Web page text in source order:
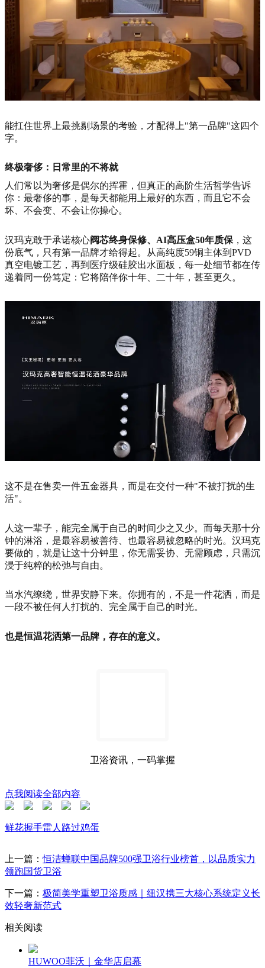
能扛住世界上最挑剔场景的考验，才配得上"第一品牌"这四个
字。
终极奢侈：日常里的不将就
人们常以为奢侈是偶尔的挥霍，但真正的高阶生活哲学告诉
你：最奢侈的事，是每天都能用上最好的东西，而且它不会
坏、不会变、不会让你操心。
汉玛克敢于承诺核心阀芯终身保修、AI高压盒50年质保 ，这
份底气，只有第一品牌才给得起。从高纯度59铜主体到PVD
真空电镀工艺，再到医疗级硅胶出水面板，每一处细节都在传
递着同一份笃定：它将陪伴你十年、二十年，甚至更久。
这不是在售卖一件五金器具，而是在交付一种"不被打扰的生
活"。
人这一辈子，能完全属于自己的时间少之又少。而每天那十分
钟的淋浴，是最容易被善待、也最容易被忽略的时光。汉玛克
要做的，就是让这十分钟里，你无需妥协、无需顾虑，只需沉
浸于纯粹的松弛与自由。
当水汽缭绕，世界安静下来。你拥有的，不是一件花洒，而是
一段不被任何人打扰的、完全属于自己的时光。
也是恒温花洒第一品牌，存在的意义。
卫浴资讯，一码掌握
点我阅读全部内容
鲜花握手雷人 路过鸡蛋
上一篇：恒洁蝉联中国品牌500强卫浴行业榜首，以品质实力
领跑国货卫浴
下一篇： 极简美学重塑卫浴质感｜纽汉携三大核心系统定义长
效轻奢新范式
相关阅读
HUWOO菲沃｜金华店启幕